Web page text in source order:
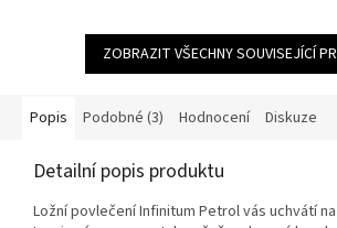
ZOBRAZIT VŠECHNY SOUVISEJÍCÍ
Popis Podobné (3) Hodnocení Diskuze
Detailní popis produktu
Ložní povlečení Infinitum Petrol vás uchvátí